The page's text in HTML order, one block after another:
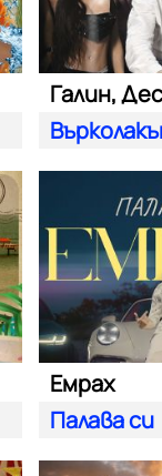
Галин,
Емрах
Палава си